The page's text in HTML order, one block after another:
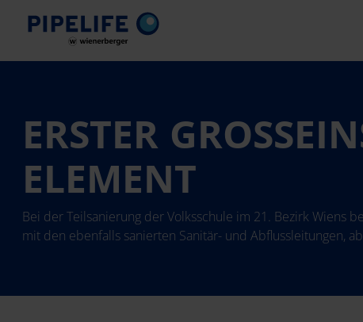
ERSTER
LEMENT
Bei der Teilsanierung der Volksschule im 21. Bezirk Wiens
mit den ebenfalls sanierten Sanitär- und Abflussleitungen,